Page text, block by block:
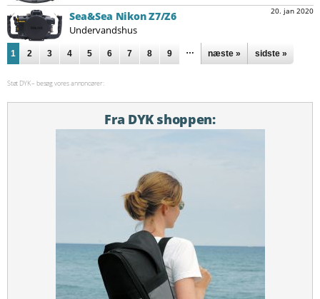
20. jan 2020
Sea&Sea Nikon Z7/Z6
Undervandshus
Sider
1 2 3 4 5 6 7 8 9 … næste » sidste »
Støt DYK – besøg vores annoncører:
Fra DYK shoppen: